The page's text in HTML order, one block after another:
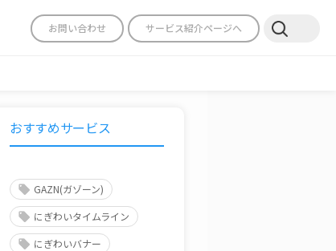
お問い合わせ サービス紹介ページへ
おすすめサービス
GAZN(ガゾーン)
にぎわいタイムライン
にぎわいバナー